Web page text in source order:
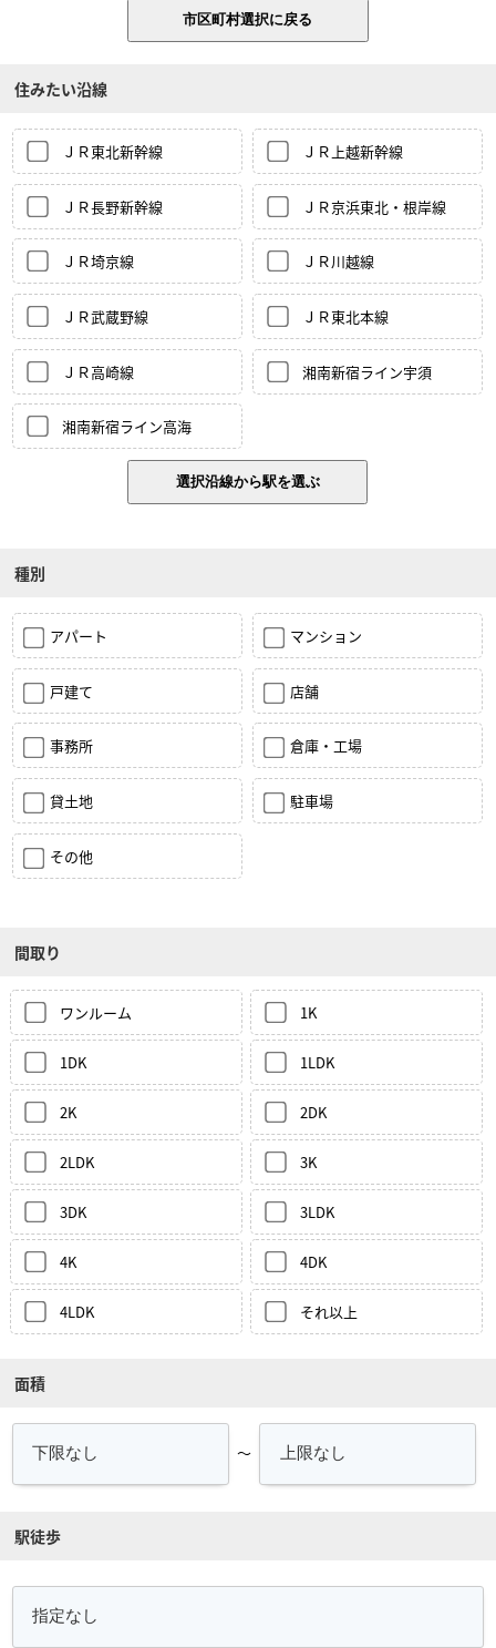
住みたい沿線
ＪＲ東北新幹線 ＪＲ上越新幹線
ＪＲ長野新幹線 ＪＲ京浜東北・根岸線
ＪＲ埼京線 ＪＲ川越線
ＪＲ武蔵野線 ＪＲ東北本線
ＪＲ高崎線 湘南新宿ライン宇須
湘南新宿ライン高海
種別
アパート マンション
戸建て 店舗
事務所 倉庫・工場
貸土地 駐車場
その他
間取り
ワンルーム 1K
1DK 1LDK
2K 2DK
2LDK 3K
3DK 3LDK
4K 4DK
4LDK それ以上
面積
～
駅徒歩